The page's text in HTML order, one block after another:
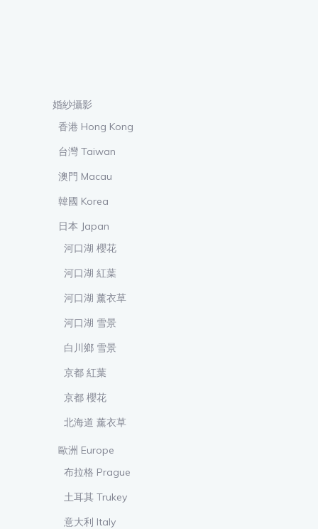
婚紗攝影
香港 Hong Kong
台灣 Taiwan
澳門 Macau
韓國 Korea
日本 Japan
河口湖 櫻花
河口湖 紅葉
河口湖 薰衣草
河口湖 雪景
白川鄉 雪景
京都 紅葉
京都 櫻花
北海道 薰衣草
歐洲 Europe
布拉格 Prague
土耳其 Trukey
意大利 Italy